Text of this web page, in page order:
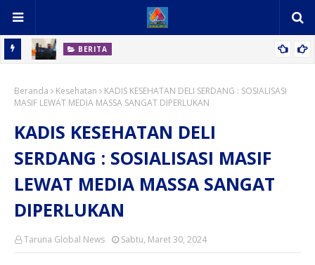
BERITA
Morawa Polresta Deli Serdang
Beranda Kesehatan
KADIS KESEHATAN DELI SERDANG : SOSIALISASI
MASIF LEWAT MEDIA MASSA SANGAT DIPERLUKAN
KADIS KESEHATAN DELI
SERDANG : SOSIALISASI MASIF
LEWAT MEDIA MASSA SANGAT
DIPERLUKAN
Taruna Global News Sabtu, Maret 30, 2024